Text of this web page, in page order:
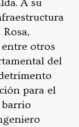
A su
otros
del
para el
barrio